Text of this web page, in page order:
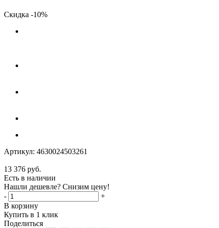
Скидка -10%
Артикул: 4630024503261
13 376 руб.
Есть в наличии
Нашли дешевле? Снизим цену!
-
+
В корзину
Купить в 1 клик
Поделиться